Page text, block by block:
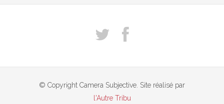
© Copyright Camera Subjective. Site réalisé par
l'Autre Tribu